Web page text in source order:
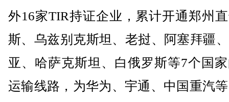
外16家TIR持证企业，累计开通郑州
斯、乌兹别克斯坦、老挝、阿塞拜疆
亚、哈萨克斯坦、白俄罗斯等7个国
运输线路，为华为、宇通、中国重汽